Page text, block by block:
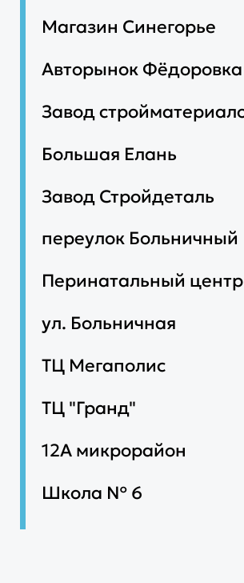
Магазин Синегорье
Авторынок Фёдоровка
Завод
Большая Елань
Завод Стройдеталь
переулок Больничный
Перинатальный центр
ул. Больничная
ТЦ Мегаполис
ТЦ "Гранд"
12А микрорайон
Школа № 6